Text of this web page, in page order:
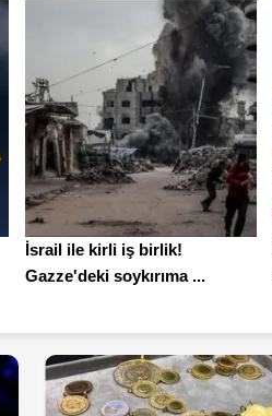
İsrail ile kirli iş birlik!
Gazze'deki soykırıma ...